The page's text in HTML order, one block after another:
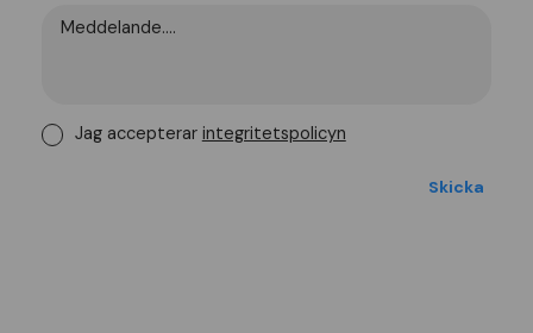
Jag accepterar integritetspolicyn